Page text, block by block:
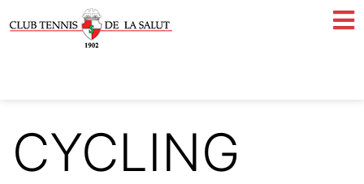
CYCLING